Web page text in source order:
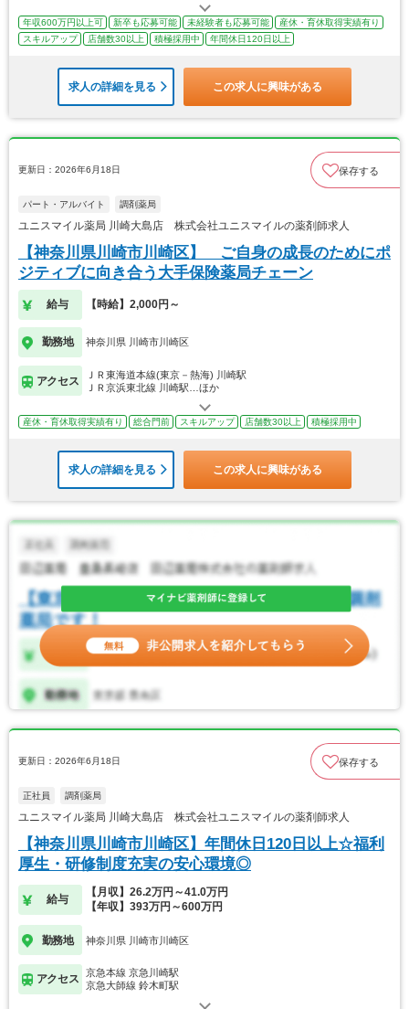
年収600万円以上可 新卒も応募可能 未経験者も応募可能
産休・育休取得実績有り
スキルアップ
店舗数30以上 積極採用中 年間休日120日以上
求人の詳細を見る この求人に興味がある
更新日：2026年6月18日 保存する
パート・アルバイト 調剤薬局
ユニスマイル薬局 川崎大島店 株式会社ユニスマイルの薬剤師求人
【神奈川県川崎市川崎区】 ご自身の成長のためにポ
ジティブに向き合う大手保険薬局チェーン
給与 【時給】2,000円～
勤務地 神奈川県 川崎市川崎区
アクセス
ＪＲ東海道本線(東京－熱海) 川崎駅
ＪＲ京浜東北線 川崎駅…ほか
産休・育休取得実績有り 総合門前 スキルアップ 店舗数30以上 積極採用中
求人の詳細を見る この求人に興味がある
更新日：2026年6月18日 保存する
正社員 調剤薬局
ユニスマイル薬局 川崎大島店 株式会社ユニスマイルの薬剤師求人
【神奈川県川崎市川崎区】年間休日120日以上☆福利
厚生・研修制度充実の安心環境◎
給与
【月収】26.2万円～41.0万円
【年収】393万円～600万円
勤務地 神奈川県 川崎市川崎区
アクセス
京急本線 京急川崎駅
京急大師線 鈴木町駅